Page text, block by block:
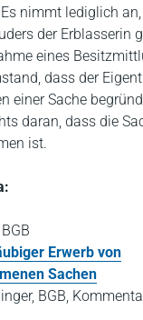
nimmt lediglich
der Erblasserin
eines
dass der
einer Sache
daran, dass die
ist.
Erwerb von
Sachen
BGB,